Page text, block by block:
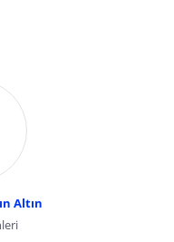
MERKEZ MAH LADİN SOK
Altın